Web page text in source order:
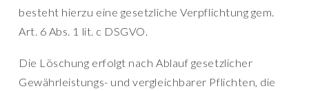
besteht hierzu eine gesetzliche Verpflichtung gem.
Art. 6 Abs. 1 lit. c DSGVO.
Die Löschung erfolgt nach Ablauf gesetzlicher
Gewährleistungs- und vergleichbarer Pflichten, die